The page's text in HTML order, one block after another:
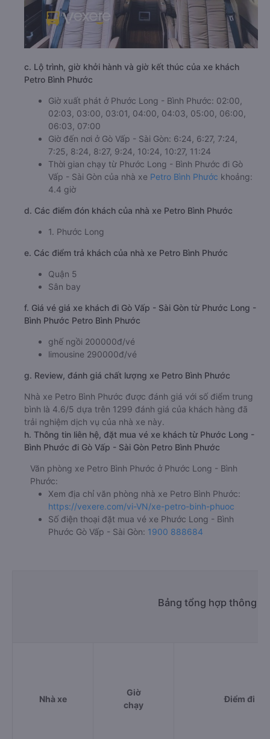
c. Lộ trình, giờ khởi hành và giờ kết thúc của xe khách
Petro Bình Phước
Giờ xuất phát ở Phước Long - Bình Phước: 02:00,
02:03, 03:00, 03:01, 04:00, 04:03, 05:00, 06:00,
06:03, 07:00
Giờ đến nơi ở Gò Vấp - Sài Gòn: 6:24, 6:27, 7:24,
7:25, 8:24, 8:27, 9:24, 10:24, 10:27, 11:24
Thời gian chạy từ Phước Long - Bình Phước đi Gò
Vấp - Sài Gòn của nhà xe Petro Bình Phước khoảng:
4.4 giờ
d. Các điểm đón khách của nhà xe Petro Bình Phước
1. Phước Long
e. Các điểm trả khách của nhà xe Petro Bình Phước
Quận 5
Sân bay
f. Giá vé giá xe khách đi Gò Vấp - Sài Gòn từ Phước Long -
Bình Phước Petro Bình Phước
ghế ngồi 200000đ/vé
limousine 290000đ/vé
g. Review, đánh giá chất lượng xe Petro Bình Phước
Nhà xe Petro Bình Phước được đánh giá với số điểm trung
bình là 4.6/5 dựa trên 1299 đánh giá của khách hàng đã
trải nghiệm dịch vụ của nhà xe này.
h. Thông tin liên hệ, đặt mua vé xe khách từ Phước Long -
Bình Phước đi Gò Vấp - Sài Gòn Petro Bình Phước
Văn phòng xe Petro Bình Phước ở Phước Long - Bình
Phước:
Xem địa chỉ văn phòng nhà xe Petro Bình Phước:
https://vexere.com/vi-VN/xe-petro-binh-phuoc
Số điện thoại đặt mua vé xe Phước Long - Bình
Phước Gò Vấp - Sài Gòn: 1900 888684
Bảng tổng hợp thông
Nhà xe
Giờ
chạy
Điểm đi